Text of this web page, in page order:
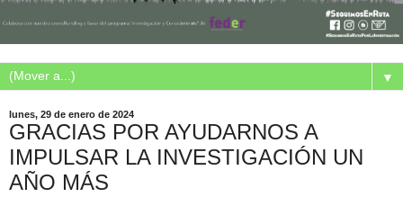
▼
lunes, 29 de enero de 2024
GRACIAS POR AYUDARNOS A
IMPULSAR LA INVESTIGACIÓN UN
AÑO MÁS